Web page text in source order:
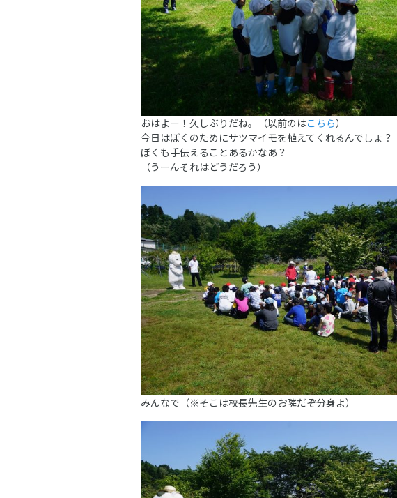
おはよー！久しぶりだね。（以前のはこちら）
今日はぼくのためにサツマイモを植えてくれるんでしょ？
ぼくも手伝えることあるかなあ？
（うーんそれはどうだろう）
みんなで（※そこは校長先生のお隣だぞ分身よ）